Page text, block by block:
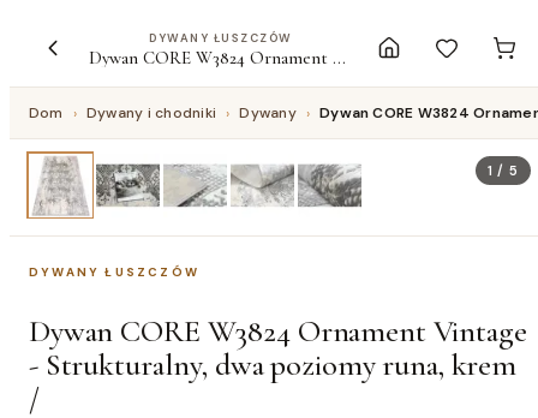
DYWANY ŁUSZCZÓW
Dywan CORE W3824 Ornament Vintage - Strukturalny, dwa poziomy runa, krem /
Dom › Dywany i chodniki › Dywany › Dywan CORE W3824
1 /5
DYWANY ŁUSZCZÓW
Dywan CORE W3824 Ornament Vintage
- Strukturalny, dwa poziomy runa, krem
/